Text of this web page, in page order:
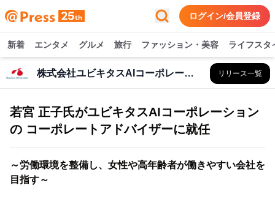
ログイン/会員登録
新着 エンタメ グルメ 旅行 ファッション・美容 ライフスタ
株式会社ユビキタスAIコーポレーション リリース一覧
若宮 正子氏がユビキタスAIコーポレーション
の コーポレートアドバイザーに就任
～労働環境を整備し、女性や高年齢者が働きやすい会社を
目指す～